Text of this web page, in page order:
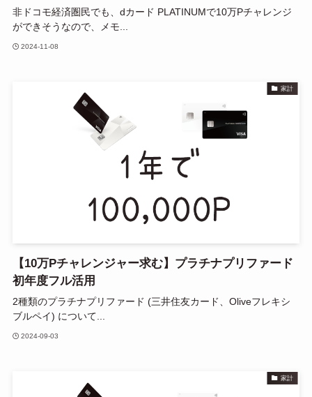
非ドコモ経済圏民でも、dカード PLATINUMで10万Pチャレンジ
ができそうなので、メモ...
2024-11-08
家計
【10万Pチャレンジャー求む】プラチナプリファード
初年度フル活用
2種類のプラチナプリファード (三井住友カード、Oliveフレキシ
ブルペイ) について...
2024-09-03
家計